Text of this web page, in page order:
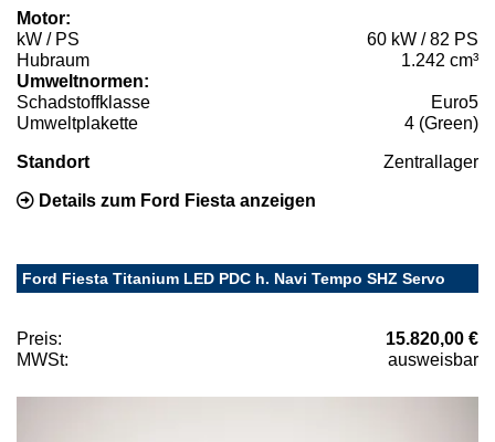
Motor:
kW / PS
60 kW / 82 PS
Hubraum
1.242 cm³
Umweltnormen:
Schadstoffklasse
Euro5
Umweltplakette
4 (Green)
Standort Zentrallager
Details zum Ford Fiesta anzeigen
Ford Fiesta Titanium LED PDC h. Navi Tempo SHZ Servo
Preis:
15.820,00 €
MWSt:
ausweisbar